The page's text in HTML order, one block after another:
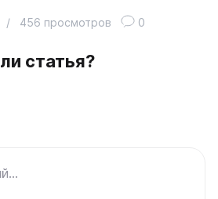
статья?
/ 456 просмотров 0